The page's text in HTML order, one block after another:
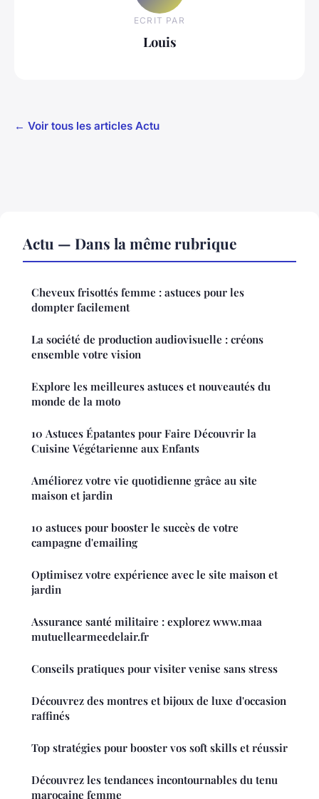
ECRIT PAR
Louis
← Voir tous les articles Actu
Actu — Dans la même rubrique
Cheveux frisottés femme : astuces pour les
dompter facilement
La société de production audiovisuelle : créons
ensemble votre vision
Explore les meilleures astuces et nouveautés du
monde de la moto
10 Astuces Épatantes pour Faire Découvrir la
Cuisine Végétarienne aux Enfants
Améliorez votre vie quotidienne grâce au site
maison et jardin
10 astuces pour booster le succès de votre
campagne d'emailing
Optimisez votre expérience avec le site maison et
jardin
Assurance santé militaire : explorez www.maa
mutuellearmeedelair.fr
Conseils pratiques pour visiter venise sans stress
Découvrez des montres et bijoux de luxe d'occasion
raffinés
Top stratégies pour booster vos soft skills et réussir
Découvrez les tendances incontournables du tenu
marocaine femme